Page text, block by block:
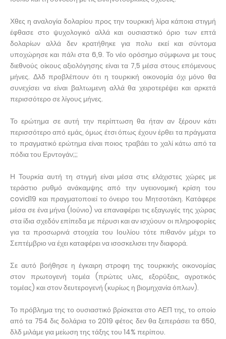
Χθες η αναλογία δολαρίου προς την τουρκική λίρα κάποια στιγμή
έφθασε στο ψυχολογικό αλλά και ουσιαστικό όριο των επτά
δολαρίων αλλά δεν κρατήθηκε για πολυ εκεί και σύντομα
υποχώρησε και πάλι στα 6,9. Το νέο ορόσημο σύμφωνα με τους
διεθνούς οίκους αξιολόγησης είναι τα 7,5 μέσα στους επόμενους
μήνες. Δλδ προβλέπουν ότι η τουρκική οικονομία όχι μόνο θα
συνεχίσει να είναι βαλτωμενη αλλά θα χειροτερέψει και αρκετά
περισσότερο σε λίγους μήνες.
Το ερώτημα σε αυτή την περίπτωση θα ήταν αν ξέρουν κάτι
περισσότερο από εμάς, όμως έτσι όπως έχουν έρθει τα πράγματα
το πραγματικό ερώτημα είναι ποιος τραβάει το χαλί κάτω από τα
πόδια του Ερντογάν;;;
Η Τουρκία αυτή τη στιγμή είναι μέσα στις ελάχιστες χώρες με
τεράστιο ρυθμό ανάκαμψης από την υγειονομική κρίση του
covid19 και πραγματοποιεί το όνειρο του Μητσοτάκη. Κατάφερε
μέσα σε ένα μήνα (Ιούνιο) να επαναφέρει τις εξαγωγές της χώρας
στα ίδια σχεδόν επίπεδα με πέρυσι και αν ισχύουν οι πληροφορίες
για τα προσωρινά στοιχεία του Ιουλίου τότε πιθανόν μέχρι το
Σεπτέμβριο να έχει καταφέρει να ισοσκελισει την διαφορά.
Σε αυτό βοήθησε η έγκαιρη στροφη της τουρκικής οικονομίας
στον πρωτογενή τομέα (πρώτες υλες, εξορύξεις, αγροτικός
τομέας) και στον δευτερογενή (κυρίως η βιομηχανία όπλων).
Το πρόβλημα της το ουσιαστικό βρίσκεται στο ΑΕΠ της, το οποίο
από τα 754 δις δολάρια το 2019 φέτος δεν θα ξεπεράσει τα 650,
δλδ μιλάμε για μείωση της τάξης του 14% περίπου.